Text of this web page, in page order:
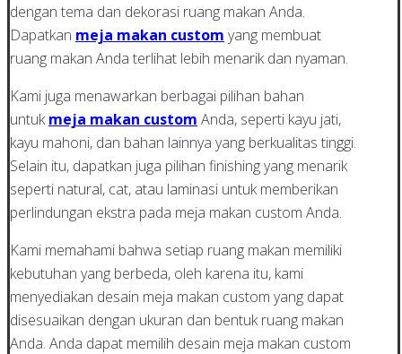
dengan tema dan dekorasi ruang makan Anda.
Dapatkan meja makan custom yang membuat
ruang makan Anda terlihat lebih menarik dan nyaman.
Kami juga menawarkan berbagai pilihan bahan
untukmeja makan custom Anda, seperti kayu jati,
kayu mahoni, dan bahan lainnya yang berkualitas tinggi.
Selain itu, dapatkan juga pilihan finishing yang menarik
seperti natural, cat, atau laminasi untuk memberikan
perlindungan ekstra pada meja makan custom Anda.
Kami memahami bahwa setiap ruang makan memiliki
kebutuhan yang berbeda, oleh karena itu, kami
menyediakan desain meja makan custom yang dapat
disesuaikan dengan ukuran dan bentuk ruang makan
Anda. Anda dapat memilih desain meja makan custom